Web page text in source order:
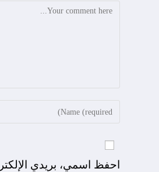
احفظ اسمي، بريدي